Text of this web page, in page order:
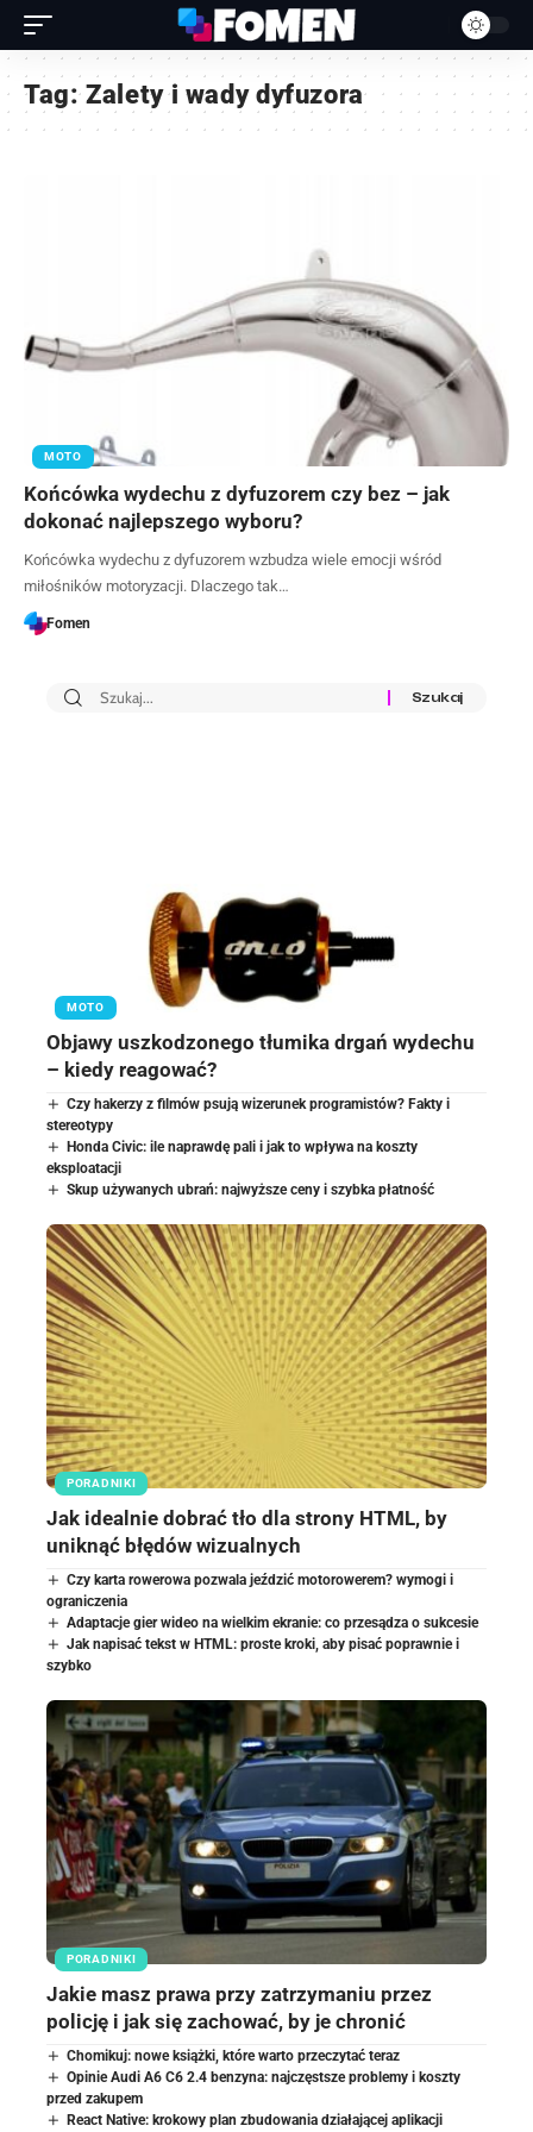
Tag:Zalety i wady dyfuzora
MOTO
Końcówka wydechu z dyfuzorem czy bez – jak
dokonać najlepszego wyboru?
Końcówka wydechu z dyfuzorem wzbudza wiele emocji wśród
miłośników motoryzacji. Dlaczego tak…
Fomen
MOTO
Objawy uszkodzonego tłumika drgań wydechu
– kiedy reagować?
Czy hakerzy z filmów psują wizerunek programistów? Fakty i
stereotypy
Honda Civic: ile naprawdę pali i jak to wpływa na koszty
eksploatacji
Skup używanych ubrań: najwyższe ceny i szybka płatność
PORADNIKI
Jak idealnie dobrać tło dla strony HTML, by
uniknąć błędów wizualnych
Czy karta rowerowa pozwala jeździć motorowerem? wymogi i
ograniczenia
Adaptacje gier wideo na wielkim ekranie: co przesądza o sukcesie
Jak napisać tekst w HTML: proste kroki, aby pisać poprawnie i
szybko
PORADNIKI
Jakie masz prawa przy zatrzymaniu przez
policję i jak się zachować, by je chronić
Chomikuj: nowe książki, które warto przeczytać teraz
Opinie Audi A6 C6 2.4 benzyna: najczęstsze problemy i koszty
przed zakupem
React Native: krokowy plan zbudowania działającej aplikacji